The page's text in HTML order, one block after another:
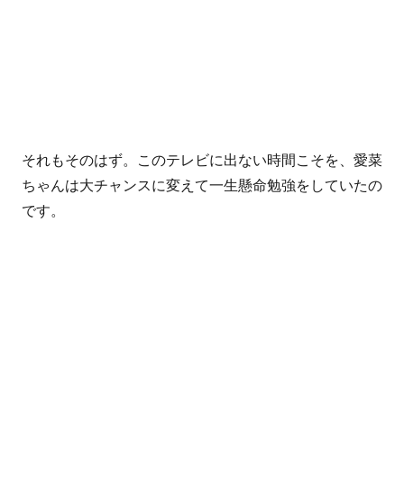
それもそのはず。このテレビに出ない時間こそを、愛菜
ちゃんは大チャンスに変えて一生懸命勉強をしていたの
です。